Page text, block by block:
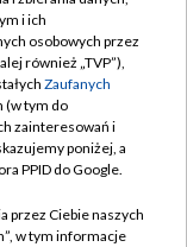
i ich
osobowych przez
również „TVP”),
Zaufanych
(w tym do
zainteresowań i
poniżej, a
PPID do Google.
przez Ciebie naszych
w tym informacje